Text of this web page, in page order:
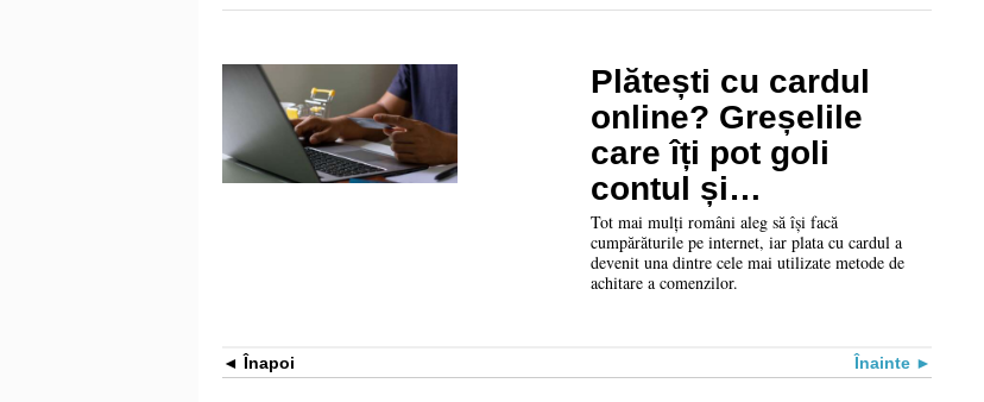
Plătești cu cardul
online? Greșelile
care îți pot goli
contul și
recomandările
pentru cumpărături
în siguranță
Tot mai mulți români aleg să își facă
cumpărăturile pe internet, iar plata cu cardul a
devenit una dintre cele mai utilizate metode de
achitare a comenzilor.
Înapoi Înainte